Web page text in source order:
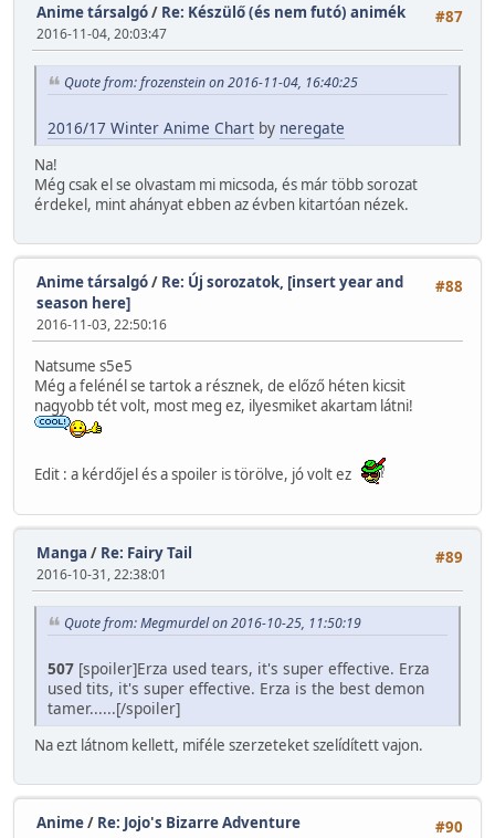
#87
Anime társalgó/ Re: Készülő (és nem futó) animék
2016-11-04, 20:03:47
Quote from: frozenstein on 2016-11-04, 16:40:25
2016/17 Winter Anime Chart by neregate
Na!
Még csak el se olvastam mi micsoda, és már több sorozat
érdekel, mint ahányat ebben az évben kitartóan nézek.
#88
Anime társalgó/ Re: Új sorozatok, [insert year and
season here]
2016-11-03, 22:50:16
Natsume s5e5
Még a felénél se tartok a résznek, de előző héten kicsit
nagyobb tét volt, most meg ez, ilyesmiket akartam látni!
Edit : a kérdőjel és a spoiler is törölve, jó volt ez
#89
Manga / Re: Fairy Tail
2016-10-31, 22:38:01
Quote from: Megmurdel on 2016-10-25, 11:50:19
507 [spoiler]Erza used tears, it's super effective. Erza
used tits, it's super effective. Erza is the best demon
tamer......[/spoiler]
Na ezt látnom kellett, miféle szerzeteket szelídített vajon.
#90
Anime/ Re: Jojo's Bizarre Adventure